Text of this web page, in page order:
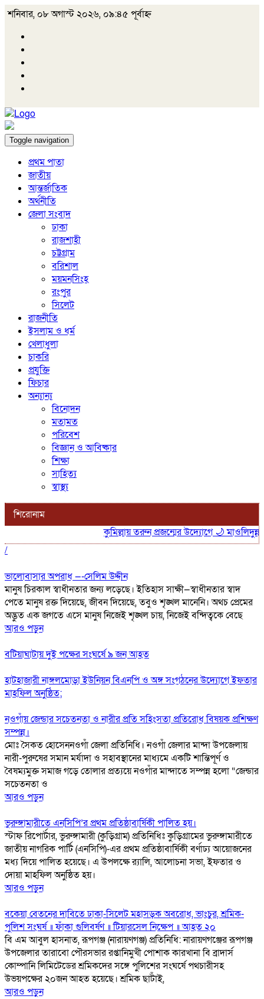
শনিবার, ০৮ অগাস্ট ২০২৬, ০৯:৪৫ পূর্বাহ্ন
Toggle navigation
প্রথম পাতা
জাতীয়
আন্তর্জাতিক
অর্থনীতি
জেলা সংবাদ
ঢাকা
রাজশাহী
চট্টগ্রাম
বরিশাল
ময়মনসিংহ
রংপুর
সিলেট
রাজনীতি
ইসলাম ও ধর্ম
খেলাধুলা
চাকরি
প্রযুক্তি
ফিচার
অন্যান্য
বিনোদন
মতামত
পরিবেশ
বিজ্ঞান ও আবিষ্কার
শিক্ষা
সাহিত্য
স্বাস্থ্য
শিরোনাম
কুমিল্লায় তরুন প্রজন্মের উদ্যোগে 🌙 মাওলিদুন্নবী (দ.)
/
ভালোবাসার অপরাধ —-সেলিম উদ্দীন
মানুষ চিরকাল স্বাধীনতার জন্য লড়েছে। ইতিহাস সাক্ষী—স্বাধীনতার স্বাদ
পেতে মানুষ রক্ত দিয়েছে, জীবন দিয়েছে, তবুও শৃঙ্খল মানেনি। অথচ প্রেমের
অদ্ভুত এক জগতে এসে মানুষ নিজেই শৃঙ্খল চায়, নিজেই বন্দিত্বকে বেছে
আরও পড়ুন
বটিয়াঘাটায় দুই পক্ষের সংঘর্ষে ৯ জন আহত
হাটহাজারী নাঙ্গলমোড়া ইউনিয়ন বিএনপি ও অঙ্গ সংগঠনের উদ্যোগে ইফতার
মাহফিল অনুষ্ঠিত;
নওগাঁয় জেন্ডার সচেতনতা ও নারীর প্রতি সহিংসতা প্রতিরোধ বিষয়ক প্রশিক্ষণ
সম্পন্ন।
মোঃ সৈকত হোসেননওগাঁ জেলা প্রতিনিধি। নওগাঁ জেলার মান্দা উপজেলায়
নারী-পুরুষের সমান মর্যাদা ও সহাবস্থানের মাধ্যমে একটি শান্তিপূর্ণ ও
বৈষম্যমুক্ত সমাজ গড়ে তোলার প্রত্যয়ে নওগাঁর মান্দাতে সম্পন্ন হলো “জেন্ডার
সচেতনতা ও
আরও পড়ুন
ভুরুঙ্গামারীতে এনসিপি’র প্রথম প্রতিষ্ঠাবার্ষিকী পালিত হয়।
স্টাফ রিপোর্টার, ভুরুঙ্গামারী (কুড়িগ্রাম) প্রতিনিধিঃ কুড়িগ্রামের ভুরুঙ্গামারীতে
জাতীয় নাগরিক পার্টি (এনসিপি)-এর প্রথম প্রতিষ্ঠাবার্ষিকী বর্ণাঢ্য আয়োজনের
মধ্য দিয়ে পালিত হয়েছে। এ উপলক্ষে র‍্যালি, আলোচনা সভা, ইফতার ও
দোয়া মাহফিল অনুষ্ঠিত হয়।
আরও পড়ুন
বকেয়া বেতনের দাবিতে ঢাকা-সিলেট মহাসড়ক অবরোধ, ভাংচুর, শ্রমিক-
পুলিশ সংঘর্ষ ॥ ফাঁকা গুলিবর্ষণ ॥ টিয়ারসেল নিক্ষেপ ॥ আহত ২০
বি এম আবুল হাসনাত, রূপগঞ্জ (নারায়ণগঞ্জ) প্রতিনিধি: নারায়ণগঞ্জের রূপগঞ্জ
উপজেলার তারাবো পৌরসভার রপ্তানিমুখী পোশাক কারখানা বি ব্রাদার্স
কোম্পানি লিমিটেডের শ্রমিকদের সঙ্গে পুলিশের সংঘর্ষে পথচারীসহ
উভয়পক্ষের ২০জন আহত হয়েছে। শ্রমিক ছাটাঁই,
আরও পড়ুন